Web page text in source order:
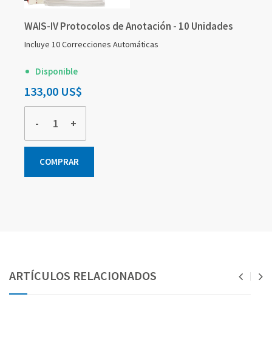
WAIS-IV Protocolos de Anotación - 10 Unidades
Incluye 10 Correcciones Automáticas
Disponible
133,00 US$
- +
COMPRAR
ARTÍCULOS RELACIONADOS